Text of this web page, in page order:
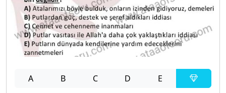
A B C D E